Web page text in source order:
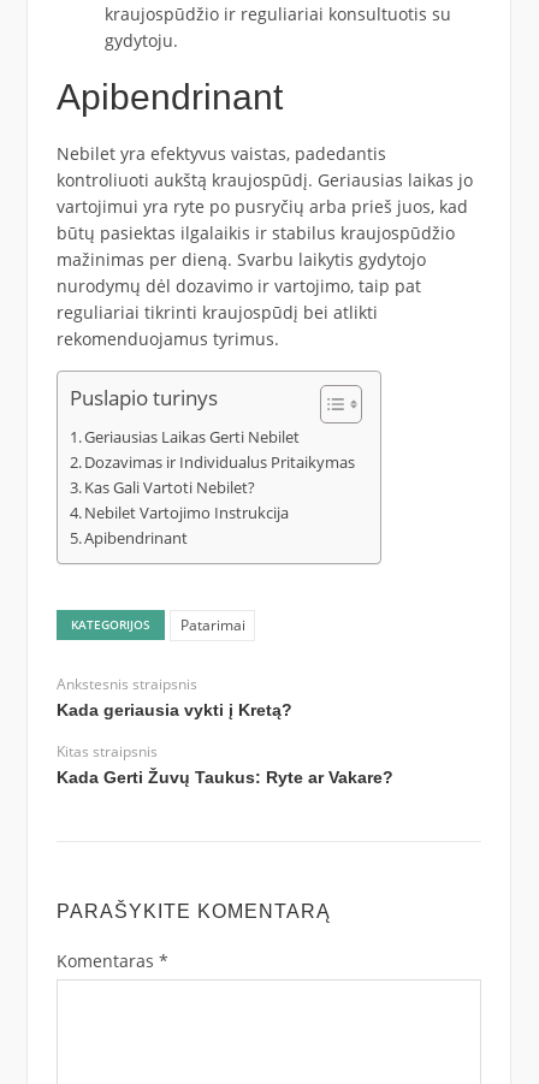
kraujospūdžio ir reguliariai konsultuotis su
gydytoju.
Apibendrinant
Nebilet yra efektyvus vaistas, padedantis
kontroliuoti aukštą kraujospūdį. Geriausias laikas jo
vartojimui yra ryte po pusryčių arba prieš juos, kad
būtų pasiektas ilgalaikis ir stabilus kraujospūdžio
mažinimas per dieną. Svarbu laikytis gydytojo
nurodymų dėl dozavimo ir vartojimo, taip pat
reguliariai tikrinti kraujospūdį bei atlikti
rekomenduojamus tyrimus.
Puslapio turinys
Geriausias Laikas Gerti Nebilet
Dozavimas ir Individualus Pritaikymas
Kas Gali Vartoti Nebilet?
Nebilet Vartojimo Instrukcija
Apibendrinant
KATEGORIJOS Patarimai
Ankstesnis straipsnis
Kada geriausia vykti į Kretą?
Kitas straipsnis
Kada Gerti Žuvų Taukus: Ryte ar Vakare?
PARAŠYKITE KOMENTARĄ
Komentaras *